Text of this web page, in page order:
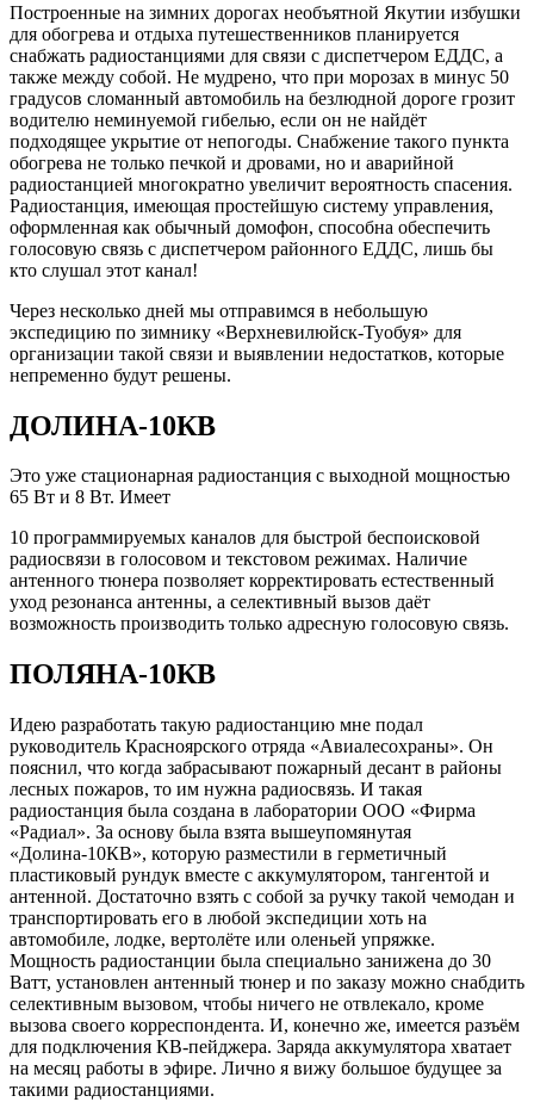
Построенные на зимних дорогах необъятной Якутии избушки
для обогрева и отдыха путешественников планируется
снабжать радиостанциями для связи с диспетчером ЕДДС, а
также между собой. Не мудрено, что при морозах в минус 50
градусов сломанный автомобиль на безлюдной дороге грозит
водителю неминуемой гибелью, если он не найдёт
подходящее укрытие от непогоды. Снабжение такого пункта
обогрева не только печкой и дровами, но и аварийной
радиостанцией многократно увеличит вероятность спасения.
Радиостанция, имеющая простейшую систему управления,
оформленная как обычный домофон, способна обеспечить
голосовую связь с диспетчером районного ЕДДС, лишь бы
кто слушал этот канал!
Через несколько дней мы отправимся в небольшую
экспедицию по зимнику «Верхневилюйск-Туобуя» для
организации такой связи и выявлении недостатков, которые
непременно будут решены.
ДОЛИНА-10КВ
Это уже стационарная радиостанция с выходной мощностью
65 Вт и 8 Вт. Имеет
10 программируемых каналов для быстрой беспоисковой
радиосвязи в голосовом и текстовом режимах. Наличие
антенного тюнера позволяет корректировать естественный
уход резонанса антенны, а селективный вызов даёт
возможность производить только адресную голосовую связь.
ПОЛЯНА-10КВ
Идею разработать такую радиостанцию мне подал
руководитель Красноярского отряда «Авиалесохраны». Он
пояснил, что когда забрасывают пожарный десант в районы
лесных пожаров, то им нужна радиосвязь. И такая
радиостанция была создана в лаборатории ООО «Фирма
«Радиал». За основу была взята вышеупомянутая
«Долина-10КВ», которую разместили в герметичный
пластиковый рундук вместе с аккумулятором, тангентой и
антенной. Достаточно взять с собой за ручку такой чемодан и
транспортировать его в любой экспедиции хоть на
автомобиле, лодке, вертолёте или оленьей упряжке.
Мощность радиостанции была специально занижена до 30
Ватт, установлен антенный тюнер и по заказу можно снабдить
селективным вызовом, чтобы ничего не отвлекало, кроме
вызова своего корреспондента. И, конечно же, имеется разъём
для подключения КВ-пейджера. Заряда аккумулятора хватает
на месяц работы в эфире. Лично я вижу большое будущее за
такими радиостанциями.